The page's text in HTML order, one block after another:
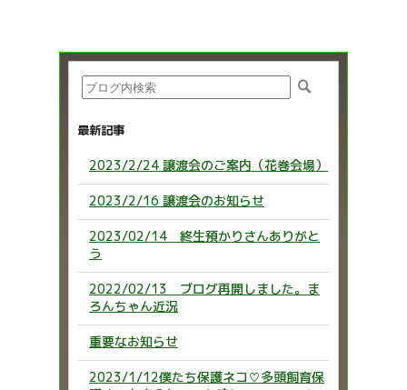
最新記事
2023/2/24 譲渡会のご案内（花巻会場）
2023/2/16 譲渡会のお知らせ
2023/02/14 終生預かりさんありがと
う
2022/02/13 ブログ再開しました。ま
ろんちゃん近況
重要なお知らせ
2023/1/12僕たち保護ネコ♡多頭飼育保